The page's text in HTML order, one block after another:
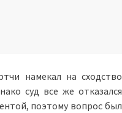
намекал на сходство
суд все же отказался
поэтому вопрос был